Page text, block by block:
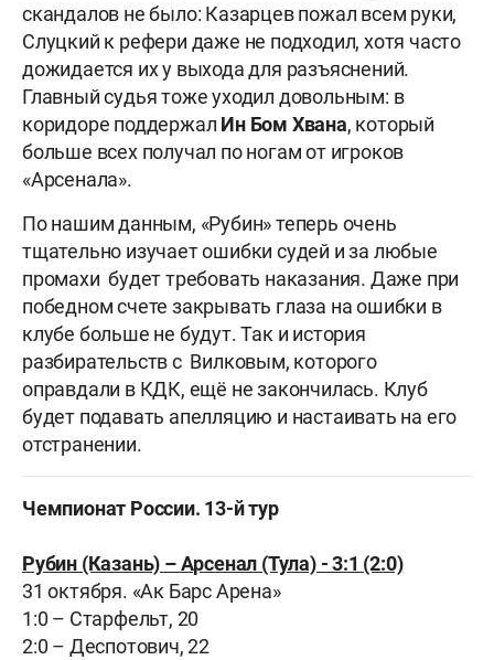
скандалов не было: Казарцев пожал всем руки,
Слуцкий к рефери даже не подходил, хотя часто
дожидается их у выхода для разъяснений.
Главный судья тоже уходил довольным: в
коридоре поддержал Ин Бом Хвана, который
больше всех получал по ногам от игроков
«Арсенала».
По нашим данным, «Рубин» теперь очень
тщательно изучает ошибки судей и за любые
промахи будет требовать наказания. Даже при
победном счете закрывать глаза на ошибки в
клубе больше не будут. Так и история
разбирательств с Вилковым, которого
оправдали в КДК, ещё не закончилась. Клуб
будет подавать апелляцию и настаивать на его
отстранении.
Чемпионат России. 13-й тур
Рубин (Казань) – Арсенал (Тула) - 3:1 (2:0)
31 октября. «Ак Барс Арена»
1:0 – Старфельт, 20
2:0 – Деспотович, 22